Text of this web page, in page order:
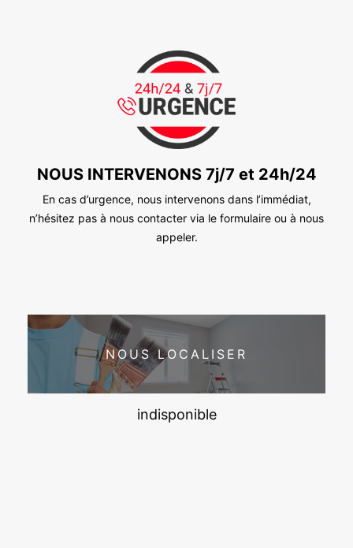
NOUS INTERVENONS 7j/7 et 24h/24
En cas d’urgence, nous intervenons dans l’immédiat,
n’hésitez pas à nous contacter via le formulaire ou à nous
appeler.
NOUS LOCALISER
indisponible